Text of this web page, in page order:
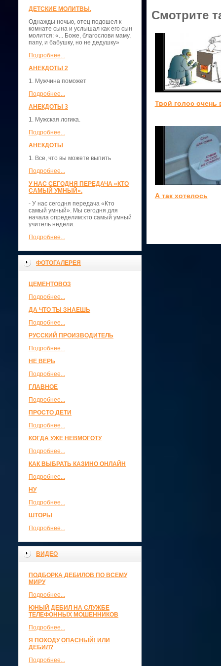
ДЕТСКИЕ МОЛИТВЫ.
Однажды ночью, отец подошел к
комнате сына и услышал как его сын
молится: «... Боже, благослови маму,
папу, и бабушку, но не дедушку»
Подробнее...
АНЕКДОТЫ 2
1. Мужчина поможет
Подробнее...
АНЕКДОТЫ 3
1. Мужская логика.
Подробнее...
АНЕКДОТЫ
1. Все, что вы можете выпить
Подробнее...
У НАС СЕГОДНЯ ПЕРЕДАЧА «КТО
САМЫЙ УМНЫЙ».
- У нас сегодня передача «Кто
самый умный». Мы сегодня для
начала определим:кто самый умный
учитель недели.
Подробнее...
ФОТОГАЛЕРЕЯ
ЦЕМЕНТОВОЗ
Подробнее...
ДА ЧТО ТЫ ЗНАЕШЬ
Подробнее...
РУССКИЙ ПРОИЗВОДИТЕЛЬ
Подробнее...
НЕ ВЕРЬ
Подробнее...
ГЛАВНОЕ
Подробнее...
ПРОСТО ДЕТИ
Подробнее...
КОГДА УЖЕ НЕВМОГОТУ
Подробнее...
КАК ВЫБРАТЬ КАЗИНО ОНЛАЙН
Подробнее...
НУ
Подробнее...
ШТОРЫ
Подробнее...
ВИДЕО
ПОДБОРКА ДЕБИЛОВ ПО ВСЕМУ
МИРУ
Подробнее...
ЮНЫЙ ДЕБИЛ НА СЛУЖБЕ
ТЕЛЕФОННЫХ МОШЕННИКОВ
Подробнее...
Я ПОХОДУ ОПАСНЫЙ! ИЛИ
ДЕБИЛ?
Подробнее...
Смотрите
Твой голос очень
А так хотелось